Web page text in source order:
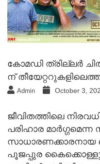
കോമഡി ത്രില്ലർ
ന്
Admin October 3,
ജീവിതത്തിലെ
പരിഹാര മാർഗ്ഗമെന്ന
സാധാരണക്കാരനായ
പൂജപ്പുര